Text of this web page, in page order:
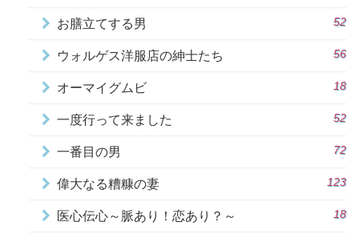
お膳立てする男 52
ウォルゲス洋服店の紳士たち 56
オーマイグムビ 18
一度行って来ました 52
一番目の男 72
偉大なる糟糠の妻 123
医心伝心～脈あり！恋あり？～ 18